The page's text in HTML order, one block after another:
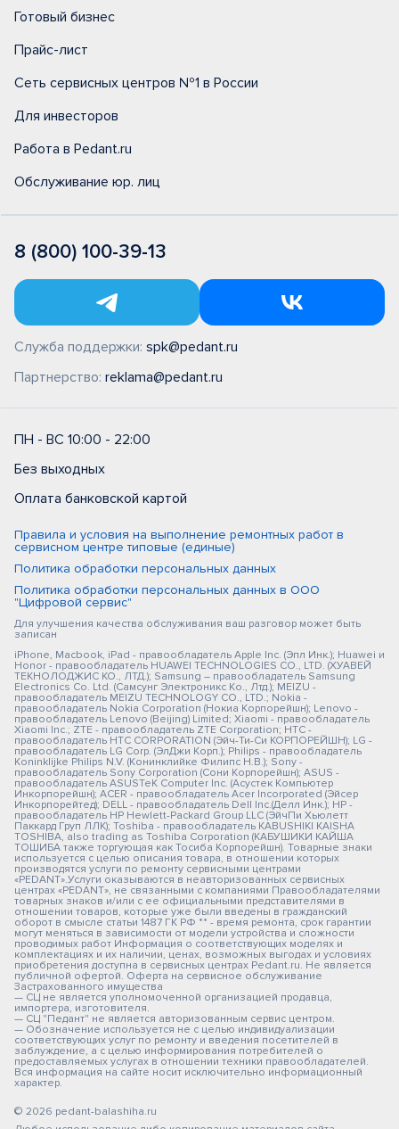
Готовый бизнес
Прайс-лист
Сеть сервисных центров №1 в России
Для инвесторов
Работа в Pedant.ru
Обслуживание юр. лиц
8 (800) 100-39-13
Служба поддержки: spk@pedant.ru
Партнерство: reklama@pedant.ru
ПН - ВС 10:00 - 22:00
Без выходных
Оплата банковской картой
Правила и условия на выполнение ремонтных работ в
сервисном центре типовые (единые)
Политика обработки персональных данных
Политика обработки персональных данных в ООО
"Цифровой сервис"
Для улучшения качества обслуживания ваш разговор может быть
записан
iPhone, Macbook, iPad - правообладатель Apple Inc. (Эпл Инк.); Huawei и
Honor - правообладатель HUAWEI TECHNOLOGIES CO., LTD. (ХУАВЕЙ
ТЕКНОЛОДЖИС КО., ЛТД.); Samsung – правообладатель Samsung
Electronics Co. Ltd. (Самсунг Электроникс Ко., Лтд.); MEIZU -
правообладатель MEIZU TECHNOLOGY CO., LTD.; Nokia -
правообладатель Nokia Corporation (Нокиа Корпорейшн); Lenovo -
правообладатель Lenovo (Beijing) Limited; Xiaomi - правообладатель
Xiaomi Inc.; ZTE - правообладатель ZTE Corporation; HTC -
правообладатель HTC CORPORATION (Эйч-Ти-Си КОРПОРЕЙШН); LG -
правообладатель LG Corp. (ЭлДжи Корп.); Philips - правообладатель
Koninklijke Philips N.V. (Конинклийке Филипс Н.В.); Sony -
правообладатель Sony Corporation (Сони Корпорейшн); ASUS -
правообладатель ASUSTeK Computer Inc. (Асустек Компьютер
Инкорпорейшн); ACER - правообладатель Acer Incorporated (Эйсер
Инкорпорейтед); DELL - правообладатель Dell Inc.(Делл Инк.); HP -
правообладатель HP Hewlett-Packard Group LLC (ЭйчПи Хьюлетт
Паккард Груп ЛЛК); Toshiba - правообладатель KABUSHIKI KAISHA
TOSHIBA, also trading as Toshiba Corporation (КАБУШИКИ КАЙША
ТОШИБА также торгующая как Тосиба Корпорейшн). Товарные знаки
используется с целью описания товара, в отношении которых
производятся услуги по ремонту сервисными центрами
«PEDANT».Услуги оказываются в неавторизованных сервисных
центрах «PEDANT», не связанными с компаниями Правообладателями
товарных знаков и/или с ее официальными представителями в
отношении товаров, которые уже были введены в гражданский
оборот в смысле статьи 1487 ГК РФ ** - время ремонта, срок гарантии
могут меняться в зависимости от модели устройства и сложности
проводимых работ Информация о соответствующих моделях и
комплектациях и их наличии, ценах, возможных выгодах и условиях
приобретения доступна в сервисных центрах Pedant.ru. Не является
публичной офертой. Оферта на сервисное обслуживание
Застрахованного имущества
— СЦ не является уполномоченной организацией продавца,
импортера, изготовителя.
— СЦ "Педант" не является авторизованным сервис центром.
— Обозначение используется не с целью индивидуализации
соответствующих услуг по ремонту и введения посетителей в
заблуждение, а с целью информирования потребителей о
предоставляемых услугах в отношении техники правообладателей.
Вся информация на сайте носит исключительно информационный
характер.
© 2026 pedant-balashiha.ru